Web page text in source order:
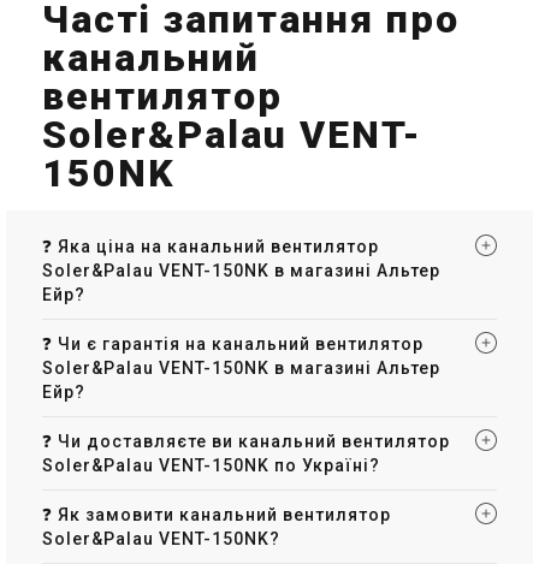
Часті запитання про
канальний
вентилятор
Soler&Palau VENT-
150NK
❓ Яка ціна на канальний вентилятор
Soler&Palau VENT-150NK в магазині Альтер
Ейр?
❓ Чи є гарантія на канальний вентилятор
Soler&Palau VENT-150NK в магазині Альтер
Ейр?
❓ Чи доставляєте ви канальний вентилятор
Soler&Palau VENT-150NK по Україні?
❓ Як замовити канальний вентилятор
Soler&Palau VENT-150NK?